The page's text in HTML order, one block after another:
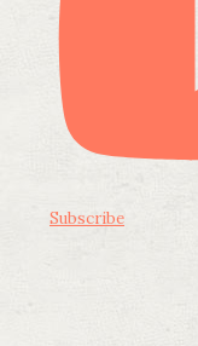
Subscribe